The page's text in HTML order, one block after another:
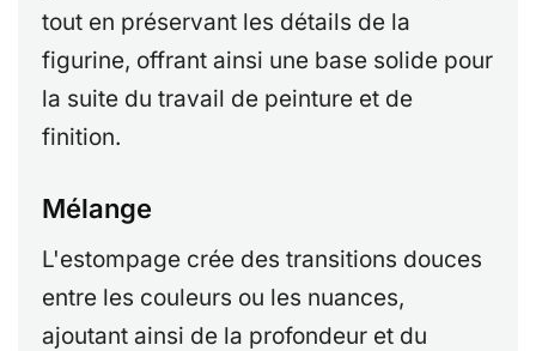
tout en préservant les détails de la
figurine, offrant ainsi une base solide pour
la suite du travail de peinture et de
finition.
Mélange
L'estompage crée des transitions douces
entre les couleurs ou les nuances,
ajoutant ainsi de la profondeur et du